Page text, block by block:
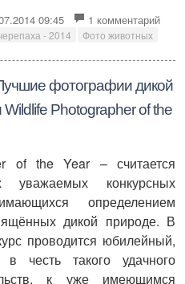
09:45 1 комментарий
- 2014 Фото животных
фотографии дикой
Photographer of the
of the Year – считается
конкурсных
определением
дикой природе. В
проводится юбилейный,
честь такого удачного
к уже имеющимся